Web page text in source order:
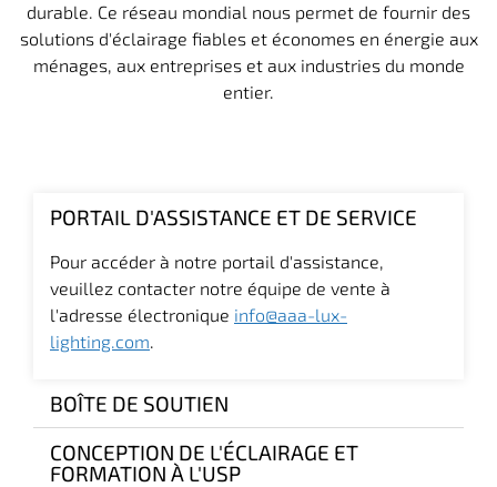
durable. Ce réseau mondial nous permet de fournir des
solutions d'éclairage fiables et économes en énergie aux
ménages, aux entreprises et aux industries du monde
entier.
PORTAIL D'ASSISTANCE ET DE SERVICE
Pour accéder à notre portail d'assistance,
veuillez contacter notre équipe de vente à
l'adresse électronique info@aaa-lux-
lighting.com.
BOÎTE DE SOUTIEN
CONCEPTION DE L'ÉCLAIRAGE ET
FORMATION À L'USP